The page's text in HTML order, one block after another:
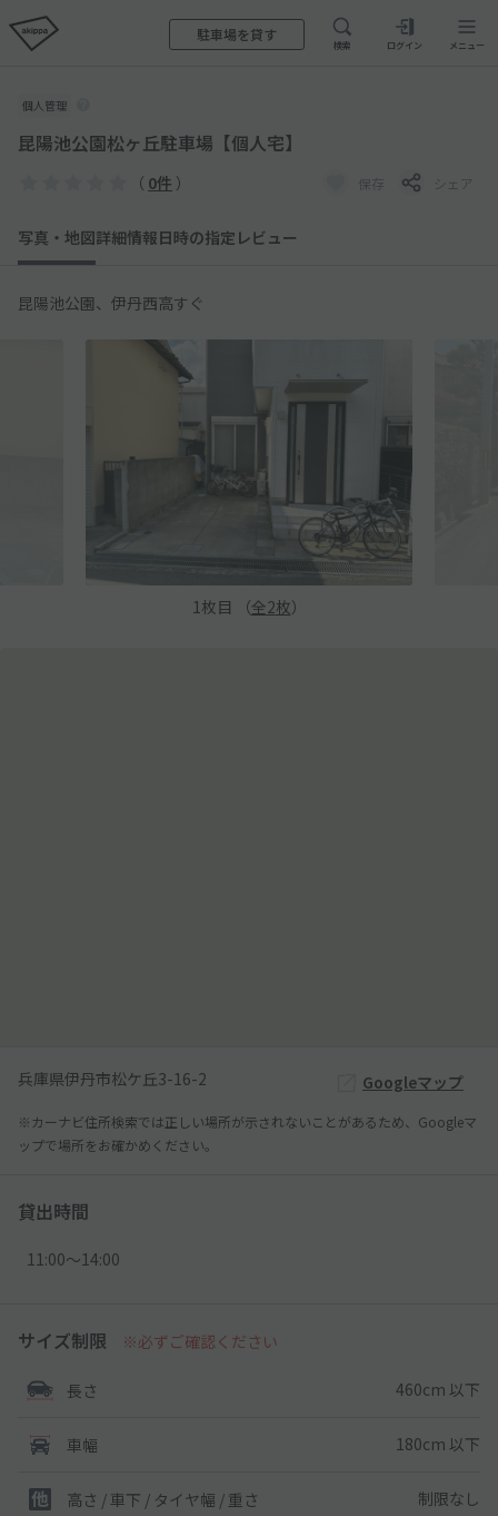
駐車場を貸す
検索 ログイン メニュー
個人管理
昆陽池公園松ヶ丘駐車場【個人宅】
（ 0件 ） 保存 シェア
写真・地図詳細情報日時の指定 レビュー
昆陽池公園、伊丹西高すぐ
1 枚目 （全2枚）
兵庫県伊丹市松ケ丘3-16-2 Googleマップ
※カーナビ住所検索では正しい場所が示されないことがあるため、Googleマ
ップで場所をお確かめください。
貸出時間
11:00〜14:00
サイズ制限 ※必ずご確認ください
長さ 460cm 以下
車幅 180cm 以下
高さ / 車下 / タイヤ幅 / 重さ 制限なし